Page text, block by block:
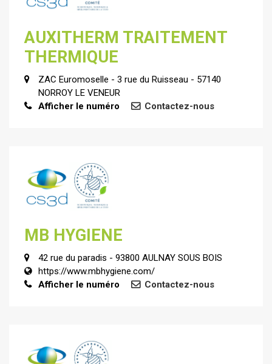
AUXITHERM TRAITEMENT
THERMIQUE
ZAC Euromoselle - 3 rue du Ruisseau - 57140
NORROY LE VENEUR
Afficher le numéro
Contactez-nous
MB HYGIENE
42 rue du paradis - 93800 AULNAY SOUS BOIS
https://www.mbhygiene.com/
Afficher le numéro
Contactez-nous